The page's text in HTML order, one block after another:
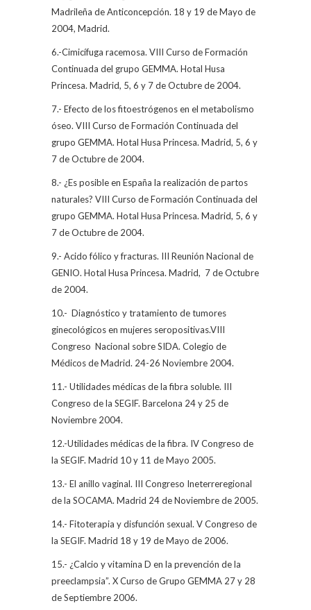
Madrileña de Anticoncepción. 18 y 19 de Mayo de
2004, Madrid.
6.-Cimicífuga racemosa. VIII Curso de Formación
Continuada del grupo GEMMA. Hotal Husa
Princesa. Madrid, 5, 6 y 7 de Octubre de 2004.
7.- Efecto de los fitoestrógenos en el metabolismo
óseo. VIII Curso de Formación Continuada del
grupo GEMMA. Hotal Husa Princesa. Madrid, 5, 6 y
7 de Octubre de 2004.
8.- ¿Es posible en España la realización de partos
naturales? VIII Curso de Formación Continuada del
grupo GEMMA. Hotal Husa Princesa. Madrid, 5, 6 y
7 de Octubre de 2004.
9.- Acido fólico y fracturas. III Reunión Nacional de
GENIO. Hotal Husa Princesa. Madrid, 7 de Octubre
de 2004.
10.- Diagnóstico y tratamiento de tumores
ginecológicos en mujeres seropositivas.VIII
Congreso Nacional sobre SIDA. Colegio de
Médicos de Madrid. 24-26 Noviembre 2004.
11.- Utilidades médicas de la fibra soluble. III
Congreso de la SEGIF. Barcelona 24 y 25 de
Noviembre 2004.
12.-Utilidades médicas de la fibra. IV Congreso de
la SEGIF. Madrid 10 y 11 de Mayo 2005.
13.- El anillo vaginal. III Congreso Ineterreregional
de la SOCAMA. Madrid 24 de Noviembre de 2005.
14.- Fitoterapia y disfunción sexual. V Congreso de
la SEGIF. Madrid 18 y 19 de Mayo de 2006.
15.- ¿Calcio y vitamina D en la prevención de la
preeclampsia”. X Curso de Grupo GEMMA 27 y 28
de Septiembre 2006.